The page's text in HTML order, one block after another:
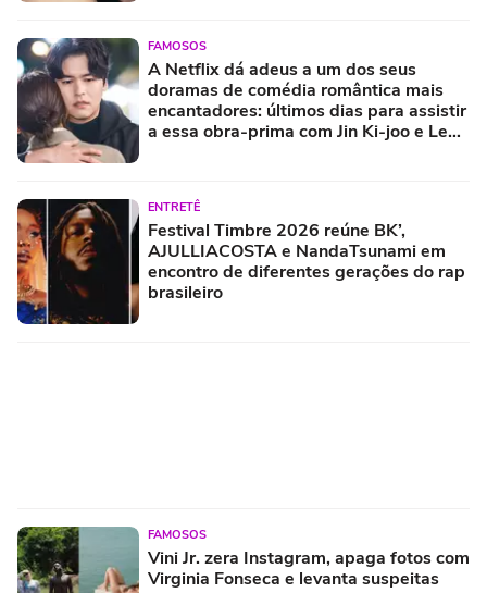
FAMOSOS
A Netflix dá adeus a um dos seus
doramas de comédia romântica mais
encantadores: últimos dias para assistir
a essa obra-prima com Jin Ki-joo e Lee
ENTRETÊ
Festival Timbre 2026 reúne BK’,
AJULLIACOSTA e NandaTsunami em
encontro de diferentes gerações do rap
brasileiro
FAMOSOS
Vini Jr. zera Instagram, apaga fotos com
Virginia Fonseca e levanta suspeitas